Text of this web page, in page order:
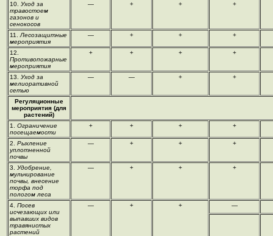
10. Уход за
травостоем
газонов и
сенокосов
— + + +
11. Лесозащитные
мероприятия
— + + +
12.
Противопожарные
мероприятия
+ + + +
13. Уход за
мелиоративной
сетью
— — + +
Регуляционные
мероприятия (для
растений)
1. Ограничение
посещаемости
+ + + +
2. Рыхление
уплотненной
почвы
— + + +
3. Удобрение,
мульчирование
почвы, внесение
торфа под
пологом леса
— + + +
4. Посев
исчезающих или
выпавших видов
травянистых
растений
— + + —